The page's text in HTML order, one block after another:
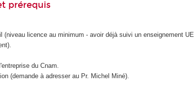
prérequis
licence au minimum - avoir déjà suivi un enseignement UE
du Cnam.
(demande à adresser au Pr. Michel Miné).